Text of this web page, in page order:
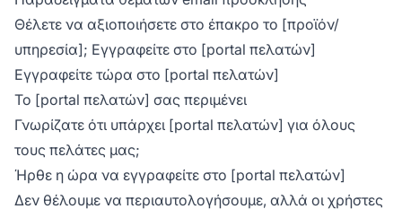
Θέλετε να αξιοποιήσετε στο έπακρο το [προϊόν/
υπηρεσία]; Εγγραφείτε στο [portal πελατών]
Εγγραφείτε τώρα στο [portal πελατών]
Το [portal πελατών] σας περιμένει
Γνωρίζατε ότι υπάρχει [portal πελατών] για όλους
τους πελάτες μας;
Ήρθε η ώρα να εγγραφείτε στο [portal πελατών]
Δεν θέλουμε να περιαυτολογήσουμε, αλλά οι χρήστες